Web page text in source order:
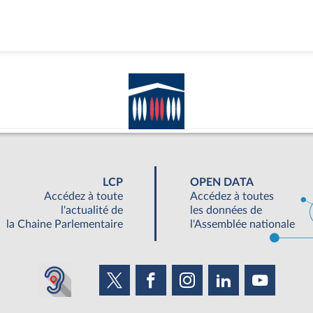
LCP
Accédez à toute
l'actualité de
la Chaine Parlementaire
OPEN DATA
Accédez à toutes
les données de
l'Assemblée nationale